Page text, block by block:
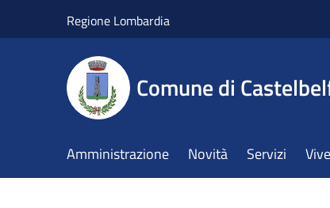
Regione Lombardia
Comune di
Amministrazione Novità Servizi